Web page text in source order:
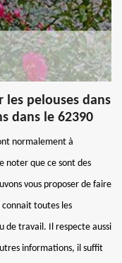
pelouses dans
dans le 62390
normalement à
noter que ce sont des
vous proposer de faire
connait toutes les
de travail. Il respecte aussi
informations, il suffit